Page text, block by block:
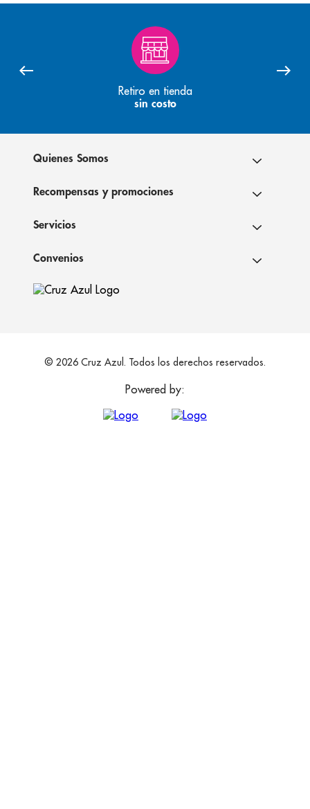
Retiro en tienda
sin costo
Quienes Somos
Recompensas y promociones
Servicios
Convenios
© 2026 Cruz Azul. Todos los derechos reservados.
Powered by: